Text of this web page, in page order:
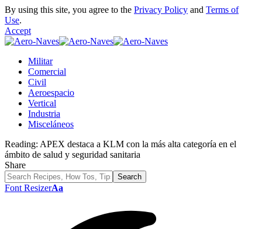
By using this site, you agree to the Privacy Policy and Terms of
Use.
Accept
Militar
Comercial
Civil
Aeroespacio
Vertical
Industria
Misceláneos
Reading: APEX destaca a KLM con la más alta categoría en el
ámbito de salud y seguridad sanitaria
Share
Font ResizerAa